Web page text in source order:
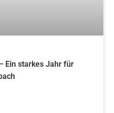
Ein starkes Jahr für